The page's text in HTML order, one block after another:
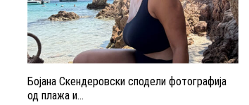
Бојана Скендеровски сподели фотографија
од плажа и...